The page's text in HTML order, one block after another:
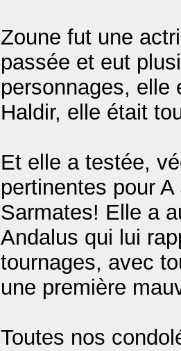
Zoune fut une
passée et eut
personnages, elle
Haldir, elle était
Et elle a testée,
pertinentes pour
Sarmates! Elle a
Andalus qui lui
tournages, avec
une première
Toutes nos